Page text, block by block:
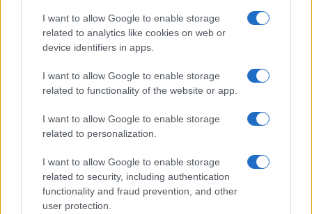
I want to allow Google to enable storage
related to analytics like cookies on web or
device identifiers in apps.
I want to allow Google to enable storage
related to functionality of the website or app.
I want to allow Google to enable storage
related to personalization.
I want to allow Google to enable storage
related to security, including authentication
functionality and fraud prevention, and other
user protection.
- Cijeli scenarij današnje sjednice osmišljen je u
kabinetima Špirića i Čovića. Promijenili su dnevni
red unaprijed, znali su da će otići kad dođu tačke o
smjenama SNSD-ovih kadrova. Na hitnoj sjednici
koja je trebala biti održana nakon redovne, nisu se
reda bile smjene i izmjena zakona o Savjetu
ministara, gdje je trebalo otkočiti imenovanje
srpskog ministra u Ministarstvu bezbjednosti. Ovo
je zaista jedna čudna i nesvakidašnja situacija. HDZ
je skinuo sa dnevnog reda svoj izborni zakon, pa
sada kao predlagač skida svoj vlastiti zakon. To je